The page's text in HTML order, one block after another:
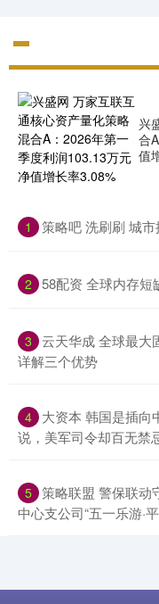
兴
合
值
1 策略吧 洗刷刷 城市
2 ​58配资 全球内存短
3
云天华成 全球最大
详解三个优势
4 大资本 韩国是插向
说，美军司令却百无禁
5 策略联盟 警保联动
中心支公司“五一乐游·